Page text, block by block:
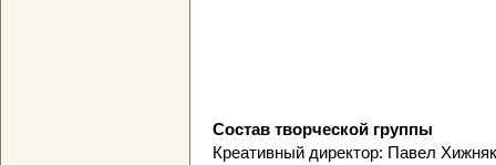
Состав творческой группы
Креативный директор: Павел